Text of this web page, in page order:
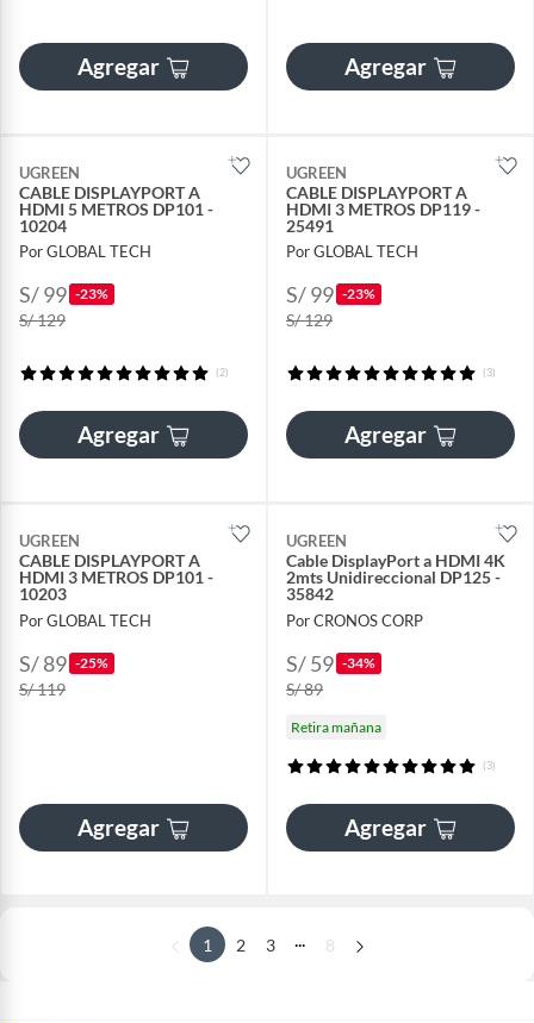
Agregar Agregar
UGREEN
CABLE DISPLAYPORT A
HDMI 5 METROS DP101 -
10204
Por GLOBAL TECH
S/ 99 -23%
S/ 129
(2)
Agregar
UGREEN
CABLE DISPLAYPORT A
HDMI 3 METROS DP119 -
25491
Por GLOBAL TECH
S/ 99 -23%
S/ 129
(3)
Agregar
UGREEN
CABLE DISPLAYPORT A
HDMI 3 METROS DP101 -
10203
Por GLOBAL TECH
S/ 89 -25%
S/ 119
Agregar
UGREEN
Cable DisplayPort a HDMI 4K
2mts Unidireccional DP125 -
35842
Por CRONOS CORP
S/ 59 -34%
S/ 89
Retira mañana
(3)
Agregar
1 2 3 ... 8